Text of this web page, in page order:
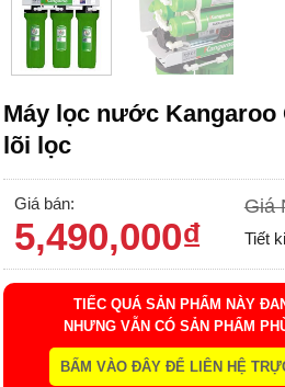
Máy lọc nước Kangaroo
lõi lọc
Giá bán:
5,490,000₫
Giá
Tiết
TIẾC QUÁ SẢN PHẨM NÀY
NHƯNG VẪN CÓ SẢN PHẨM
BẤM VÀO ĐÂY ĐỂ LIÊN HỆ